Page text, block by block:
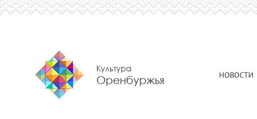
Культура
Оренбуржья НОВОСТИ